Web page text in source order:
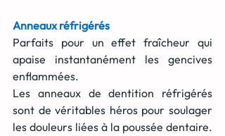
Anneaux réfrigérés
Parfaits pour un effet fraîcheur qui
apaise instantanément les gencives
enflammées.
Les anneaux de dentition réfrigérés
sont de véritables héros pour soulager
les douleurs liées à la poussée dentaire.